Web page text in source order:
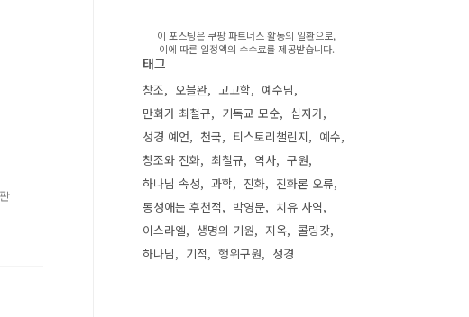
이 포스팅은 쿠팡 파트너스 활동의 일환으로,
이에 따른 일정액의 수수료를 제공받습니다.
태그
창조 오블완 고고학
예수님
만회가 최철규
기독교 모순
십자가
성경 예언
천국 티스토리챌린지
예수
창조와 진화
최철규 역사
구원
하나님 속성
과학 진화
진화론 오류
동성애는 후천적
박영문
치유 사역
이스라엘
생명의 기원 지옥
콜링갓
하나님
기적 행위구원 성경